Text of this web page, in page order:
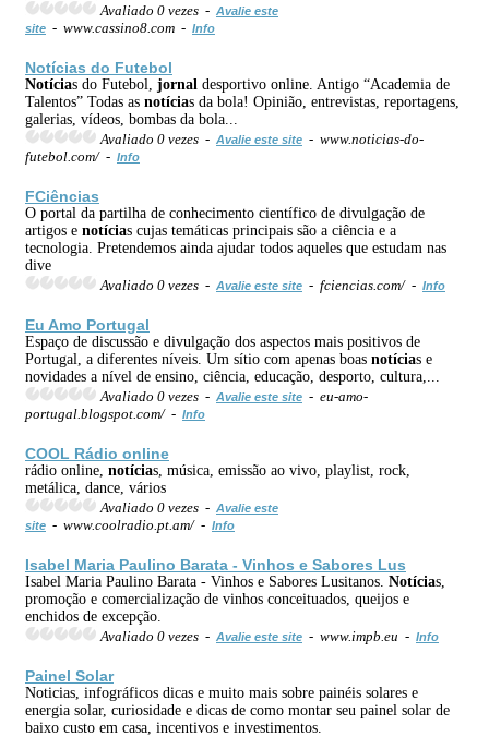
Avaliado 0 vezes - Avalie este
site - www.cassino8.com - Info
Notícias do Futebol
Notícias do Futebol, jornal desportivo online. Antigo “Academia de
Talentos” Todas as notícias da bola! Opinião, entrevistas, reportagens,
galerias, vídeos, bombas da bola...
Avaliado 0 vezes - Avalie este site - www.noticias-do-
futebol.com/ - Info
FCiências
O portal da partilha de conhecimento científico de divulgação de
artigos e notícias cujas temáticas principais são a ciência e a
tecnologia. Pretendemos ainda ajudar todos aqueles que estudam nas
dive
Avaliado 0 vezes - Avalie este site - fciencias.com/ - Info
Eu Amo Portugal
Espaço de discussão e divulgação dos aspectos mais positivos de
Portugal, a diferentes níveis. Um sítio com apenas boas notícias e
novidades a nível de ensino, ciência, educação, desporto, cultura,...
Avaliado 0 vezes - Avalie este site - eu-amo-
portugal.blogspot.com/ - Info
COOL Rádio online
rádio online, notícias, música, emissão ao vivo, playlist, rock,
metálica, dance, vários
Avaliado 0 vezes - Avalie este
site - www.coolradio.pt.am/ - Info
Isabel Maria Paulino Barata - Vinhos e Sabores Lus
Isabel Maria Paulino Barata - Vinhos e Sabores Lusitanos. Notícias,
promoção e comercialização de vinhos conceituados, queijos e
enchidos de excepção.
Avaliado 0 vezes - Avalie este site - www.impb.eu - Info
Painel Solar
Noticias, infográficos dicas e muito mais sobre painéis solares e
energia solar, curiosidade e dicas de como montar seu painel solar de
baixo custo em casa, incentivos e investimentos.